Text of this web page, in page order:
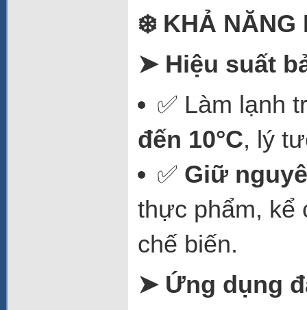
❄️ KHẢ NĂNG
➤ Hiệu suất
✅ Làm lạnh
đến 10°C, lý
✅ Giữ
thực phẩm, kể
chế biến.
➤ Ứng dụng